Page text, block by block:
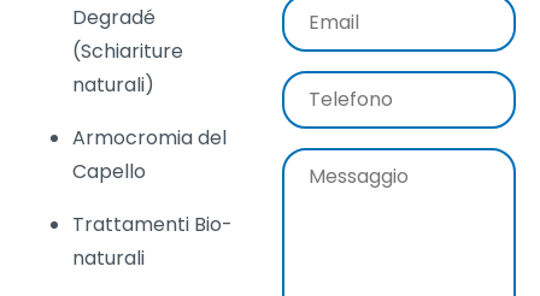
Degradé
(Schiariture
naturali)
Armocromia del
Capello
Trattamenti Bio-
naturali